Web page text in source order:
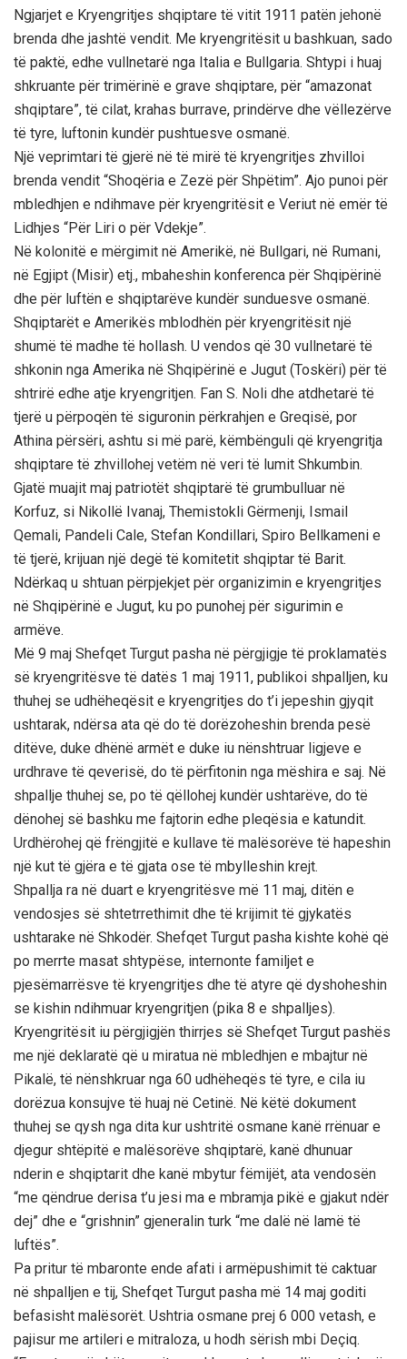
Ngjarjet e Kryengritjes shqiptare të vitit 1911 patën jehonë
brenda dhe jashtë vendit. Me kryengritësit u bashkuan, sado
të paktë, edhe vullnetarë nga Italia e Bullgaria. Shtypi i huaj
shkruante për trimërinë e grave shqiptare, për “amazonat
shqiptare”, të cilat, krahas burrave, prindërve dhe vëllezërve
të tyre, luftonin kundër pushtuesve osmanë.
Një veprimtari të gjerë në të mirë të kryengritjes zhvilloi
brenda vendit “Shoqëria e Zezë për Shpëtim”. Ajo punoi për
mbledhjen e ndihmave për kryengritësit e Veriut në emër të
Lidhjes “Për Liri o për Vdekje”.
Në kolonitë e mërgimit në Amerikë, në Bullgari, në Rumani,
në Egjipt (Misir) etj., mbaheshin konferenca për Shqipërinë
dhe për luftën e shqiptarëve kundër sunduesve osmanë.
Shqiptarët e Amerikës mblodhën për kryengritësit një
shumë të madhe të hollash. U vendos që 30 vullnetarë të
shkonin nga Amerika në Shqipërinë e Jugut (Toskëri) për të
shtrirë edhe atje kryengritjen. Fan S. Noli dhe atdhetarë të
tjerë u përpoqën të siguronin përkrahjen e Greqisë, por
Athina përsëri, ashtu si më parë, këmbënguli që kryengritja
shqiptare të zhvillohej vetëm në veri të lumit Shkumbin.
Gjatë muajit maj patriotët shqiptarë të grumbulluar në
Korfuz, si Nikollë Ivanaj, Themistokli Gërmenji, Ismail
Qemali, Pandeli Cale, Stefan Kondillari, Spiro Bellkameni e
të tjerë, krijuan një degë të komitetit shqiptar të Barit.
Ndërkaq u shtuan përpjekjet për organizimin e kryengritjes
në Shqipërinë e Jugut, ku po punohej për sigurimin e
armëve.
Më 9 maj Shefqet Turgut pasha në përgjigje të proklamatës
së kryengritësve të datës 1 maj 1911, publikoi shpalljen, ku
thuhej se udhëheqësit e kryengritjes do t’i jepeshin gjyqit
ushtarak, ndërsa ata që do të dorëzoheshin brenda pesë
ditëve, duke dhënë armët e duke iu nënshtruar ligjeve e
urdhrave të qeverisë, do të përfitonin nga mëshira e saj. Në
shpallje thuhej se, po të qëllohej kundër ushtarëve, do të
dënohej së bashku me fajtorin edhe pleqësia e katundit.
Urdhërohej që frëngjitë e kullave të malësorëve të hapeshin
një kut të gjëra e të gjata ose të mbylleshin krejt.
Shpallja ra në duart e kryengritësve më 11 maj, ditën e
vendosjes së shtetrrethimit dhe të krijimit të gjykatës
ushtarake në Shkodër. Shefqet Turgut pasha kishte kohë që
po merrte masat shtypëse, internonte familjet e
pjesëmarrësve të kryengritjes dhe të atyre që dyshoheshin
se kishin ndihmuar kryengritjen (pika 8 e shpalljes).
Kryengritësit iu përgjigjën thirrjes së Shefqet Turgut pashës
me një deklaratë që u miratua në mbledhjen e mbajtur në
Pikalë, të nënshkruar nga 60 udhëheqës të tyre, e cila iu
dorëzua konsujve të huaj në Cetinë. Në këtë dokument
thuhej se qysh nga dita kur ushtritë osmane kanë rrënuar e
djegur shtëpitë e malësorëve shqiptarë, kanë dhunuar
nderin e shqiptarit dhe kanë mbytur fëmijët, ata vendosën
“me qëndrue derisa t’u jesi ma e mbramja pikë e gjakut ndër
dej” dhe e “grishnin” gjeneralin turk “me dalë në lamë të
luftës”.
Pa pritur të mbaronte ende afati i armëpushimit të caktuar
në shpalljen e tij, Shefqet Turgut pasha më 14 maj goditi
befasisht malësorët. Ushtria osmane prej 6 000 vetash, e
pajisur me artileri e mitraloza, u hodh sërish mbi Deçiq.